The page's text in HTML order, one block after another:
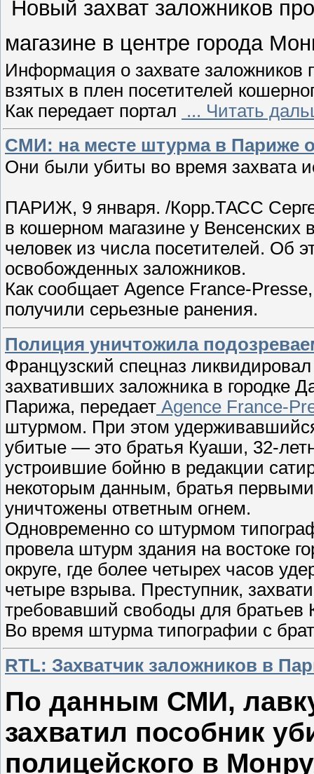
Новый захват заложников
магазине в центре города
Информация о захвате заложников
взятых в плен посетителей
Как передает портал
... Читать
СМИ: на месте штурма в Париже
Они были убиты во время захвата
ПАРИЖ, 9 января. /Корр.ТАСС
в кошерном магазине у Венсенских
человек из числа посетителей. Об
освобожденных заложников.
Как сообщает Agence France-
получили серьезные ранения.
Полиция уничтожила
Французский спецназ
захвативших заложника в городке
Парижа, передает Agence France-
штурмом. При этом
убитые — это братья Куаши, 32-
устроившие бойню в редакции
некоторым данным, братья
уничтожены ответным огнем.
Одновременно со штурмом
провела штурм здания на востоке
округе, где более четырех часов
четыре взрыва. Преступник,
требовавший свободы для
Во время штурма типографии с
RTL: Захватчик заложников в
По данным СМИ,
захватил пособник
полицейского в